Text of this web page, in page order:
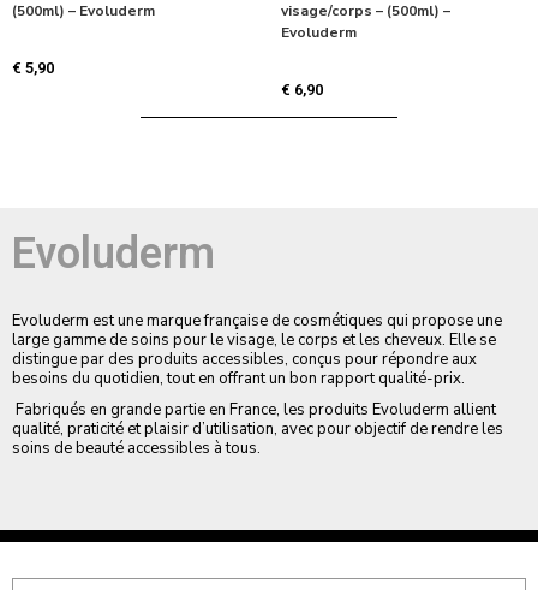
(500ml) – Evoluderm
€ 5,90
visage/corps – (500ml) –
Evoluderm
€ 6,90
Evoluderm
Evoluderm est une marque française de cosmétiques qui propose une
large gamme de soins pour le visage, le corps et les cheveux. Elle se
distingue par des produits accessibles, conçus pour répondre aux
besoins du quotidien, tout en offrant un bon rapport qualité-prix.
Fabriqués en grande partie en France, les produits Evoluderm allient
qualité, praticité et plaisir d’utilisation, avec pour objectif de rendre les
soins de beauté accessibles à tous.